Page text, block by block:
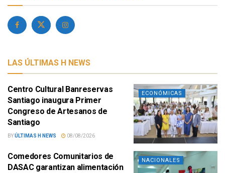
LAS ÚLTIMAS H NEWS
ECONÓMICAS
Centro Cultural Banreservas
Santiago inaugura Primer
Congreso de Artesanos de
Santiago
BYÚLTIMAS H NEWS 08/08/2026
NACIONALES
Comedores Comunitarios de
DASAC garantizan alimentación